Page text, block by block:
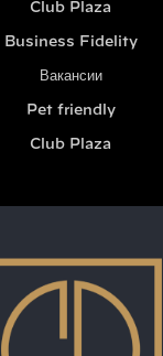
Club Plaza
Business Fidelity
Вакансии
Pet friendly
Club Plaza